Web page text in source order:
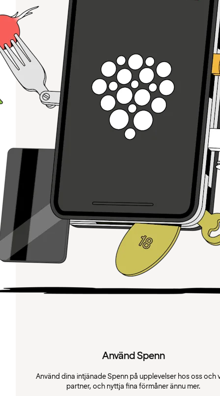
Använd Spenn
Använd dina intjänade Spenn på upplevelser hos oss och
partner, och nyttja fina förmåner ännu mer.